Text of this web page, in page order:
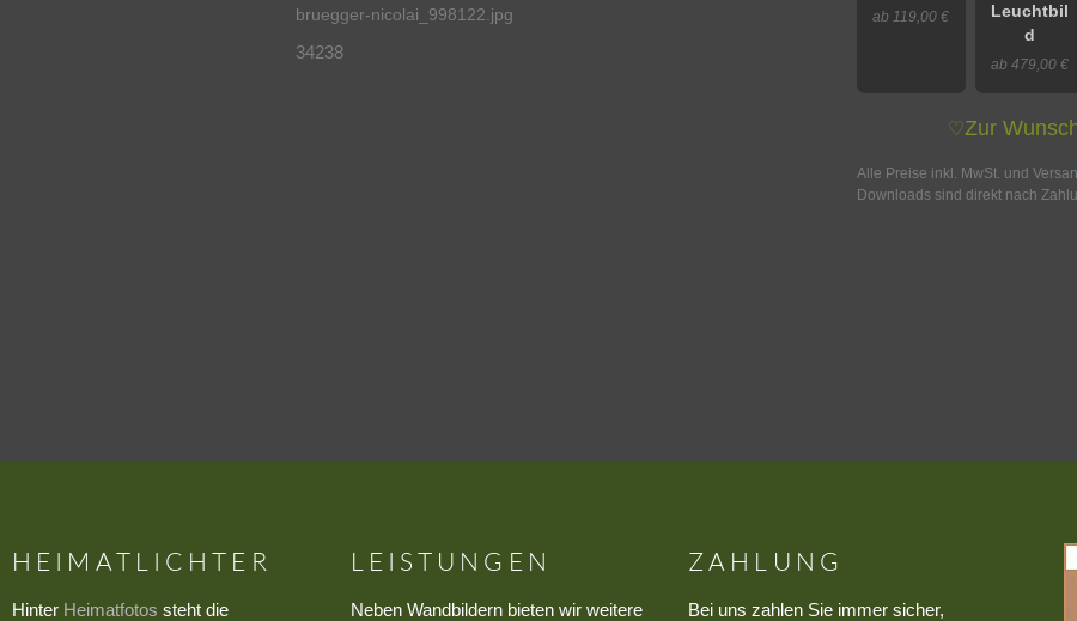
bruegger-nicolai_998122.jpg
34238
ab 119,00 €
Leuchtbil
d
ab 479,00 €
♡Zur
Alle Preise inkl. MwSt. und
Downloads sind direkt nach
HEIMATLICHTER
Hinter Heimatfotos steht die
LEISTUNGEN
Neben Wandbildern bieten wir weitere
ZAHLUNG
Bei uns zahlen Sie immer sicher,